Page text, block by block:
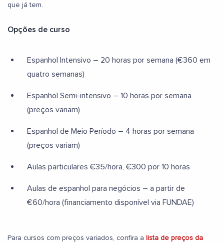
que já tem.
Opções de curso
Espanhol Intensivo – 20 horas por semana (€360 em
quatro semanas)
Espanhol Semi-intensivo – 10 horas por semana
(preços variam)
Espanhol de Meio Período – 4 horas por semana
(preços variam)
Aulas particulares €35/hora, €300 por 10 horas
Aulas de espanhol para negócios – a partir de
€60/hora (financiamento disponível via FUNDAE)
Para cursos com preços variados, confira a lista de preços da